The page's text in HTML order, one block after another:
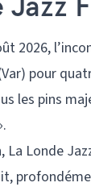
2026,
pour
les pins
La Londe